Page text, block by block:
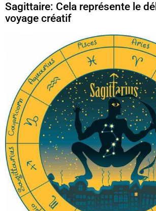
Sagittaire: Cela représente le
voyage créatif